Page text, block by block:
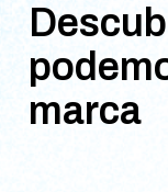
marca